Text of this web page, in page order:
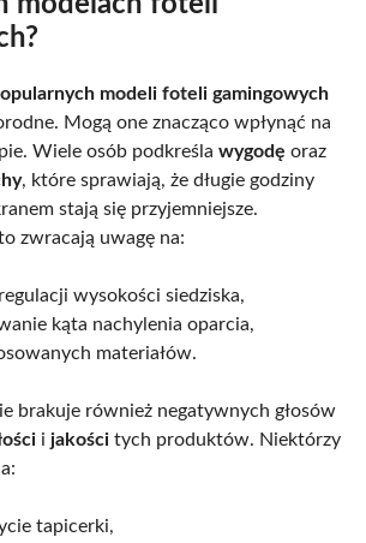
modeli foteli gamingowych
Mogą one znacząco wpłynąć na
Wiele osób podkreśla wygodę oraz
, które sprawiają, że długie godziny
stają się przyjemniejsze.
zwracają uwagę na:
wysokości siedziska,
kąta nachylenia oparcia,
materiałów.
brakuje również negatywnych głosów
i jakości tych produktów. Niektórzy
tapicerki,